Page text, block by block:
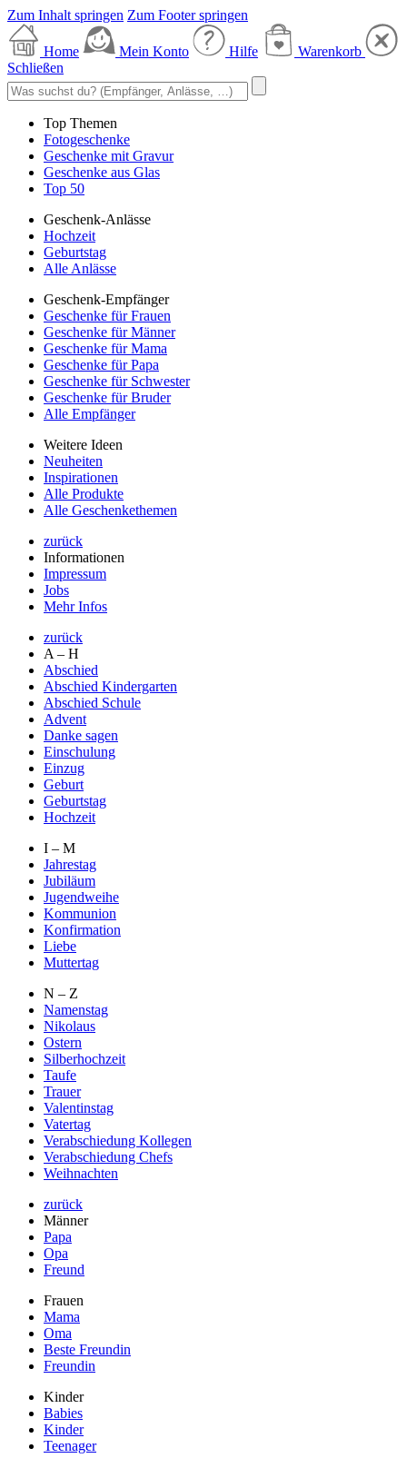
Zum Inhalt springen Zum Footer springen
Home Mein Konto Hilfe
Warenkorb
Schließen
Top Themen
Fotogeschenke
Geschenke mit Gravur
Geschenke aus Glas
Top 50
Geschenk-Anlässe
Hochzeit
Geburtstag
Alle Anlässe
Geschenk-Empfänger
Geschenke für Frauen
Geschenke für Männer
Geschenke für Mama
Geschenke für Papa
Geschenke für Schwester
Geschenke für Bruder
Alle Empfänger
Weitere Ideen
Neuheiten
Inspirationen
Alle Produkte
Alle Geschenkethemen
zurück
Informationen
Impressum
Jobs
Mehr Infos
zurück
A – H
Abschied
Abschied Kindergarten
Abschied Schule
Advent
Danke sagen
Einschulung
Einzug
Geburt
Geburtstag
Hochzeit
I – M
Jahrestag
Jubiläum
Jugendweihe
Kommunion
Konfirmation
Liebe
Muttertag
N – Z
Namenstag
Nikolaus
Ostern
Silberhochzeit
Taufe
Trauer
Valentinstag
Vatertag
Verabschiedung Kollegen
Verabschiedung Chefs
Weihnachten
zurück
Männer
Papa
Opa
Freund
Frauen
Mama
Oma
Beste Freundin
Freundin
Kinder
Babies
Kinder
Teenager